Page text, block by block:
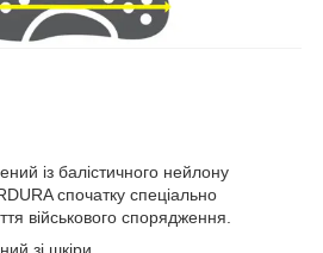
із балістичного нейлону
спочатку спеціально
військового спорядження.